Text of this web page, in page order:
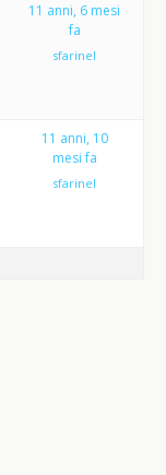
11 anni, 6 mesi
fa
sfarinel
11 anni, 10
mesi fa
sfarinel